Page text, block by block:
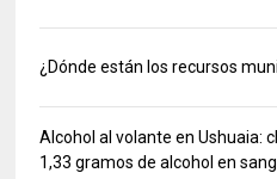
¿Dónde están los recursos
Alcohol al volante en Ushuaia:
1,33 gramos de alcohol en